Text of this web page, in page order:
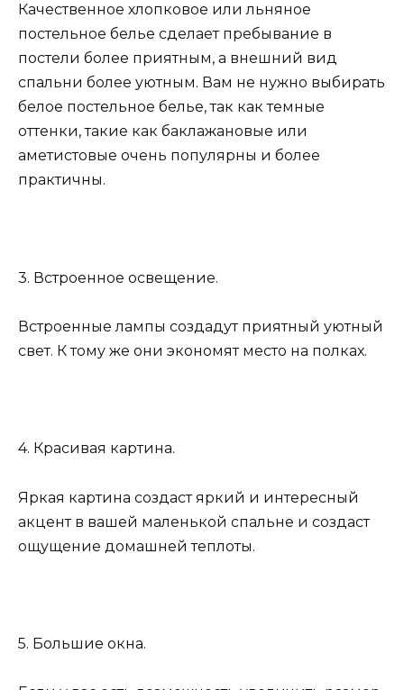
Качественное хлопковое или льняное
постельное белье сделает пребывание в
постели более приятным, а внешний вид
спальни более уютным. Вам не нужно выбирать
белое постельное белье, так как темные
оттенки, такие как баклажановые или
аметистовые очень популярны и более
практичны.
3. Встроенное освещение.
Встроенные лампы создадут приятный уютный
свет. К тому же они экономят место на полках.
4. Красивая картина.
Яркая картина создаст яркий и интересный
акцент в вашей маленькой спальне и создаст
ощущение домашней теплоты.
5. Большие окна.